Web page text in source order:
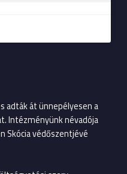
adták át ünnepélyesen a
Intézményünk névadója
Skócia védőszentjévé